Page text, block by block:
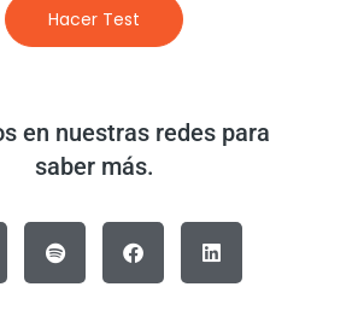
Hacer Test
en nuestras redes para
saber más.
o
c
n